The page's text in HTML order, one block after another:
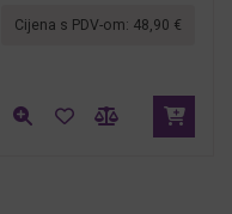
Cijena s PDV-om: 48,90 €